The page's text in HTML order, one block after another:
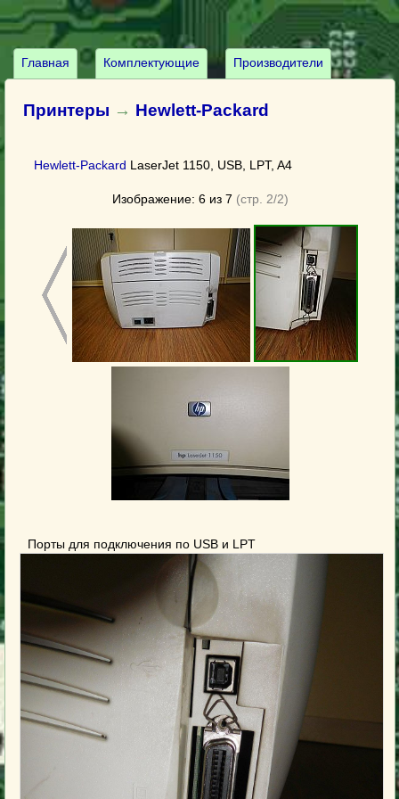
Главная Комплектующие Производители
Принтеры → Hewlett-Packard
Hewlett-Packard LaserJet 1150, USB, LPT, A4
Изображение: 6 из 7 (стр. 2/2)
Порты для подключения по USB и LPT